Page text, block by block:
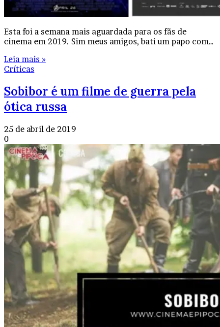
Esta foi a semana mais aguardada para os fãs de
cinema em 2019. Sim meus amigos, bati um papo com…
Leia mais »
Críticas
Sobibor é um filme de guerra pela
ótica russa
25 de abril de 2019
0